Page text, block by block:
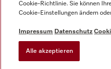
Nutzungsbedingungen
Barrierefreiheitserklärung
EU-Gesetzen über digitale
Cookie-Einstellungen
Cookie-Richtlinie. Sie können
Cookie-Einstellungen ändern
Impressum Datenschutz
Alle akzeptieren